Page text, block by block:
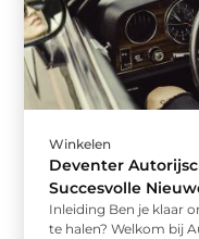
Winkelen
Deventer
Succesvolle
Inleiding Ben je klaar
te halen? Welkom bij